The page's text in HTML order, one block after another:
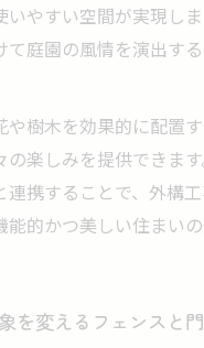
いやすい空間が実現し
て庭園の風情を演出す
や樹木を効果的に配置
の楽しみを提供できま
連携することで、外構
能的かつ美しい住まい
を変えるフェンスと